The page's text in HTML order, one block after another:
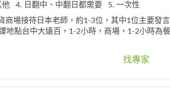
他 4. 日翻中、中翻日都需要
5. 一次性
商場接待日本老師，約1-3位，其中1位主要發
地點台中大遠百，1-2小時，商場，1-2小時為
找專家